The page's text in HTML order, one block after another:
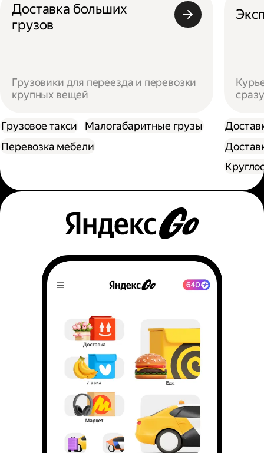
Доставка больших
грузов
Грузовики для переезда и перевозки
крупных вещей
Грузовое такси
Малогабаритные грузы
Перевозка мебели